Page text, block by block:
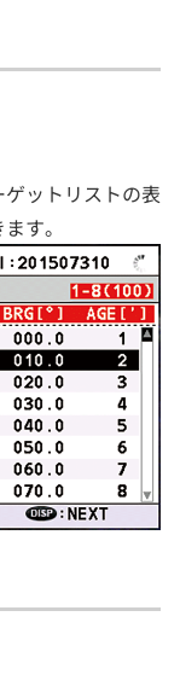
ットリストの表
す。